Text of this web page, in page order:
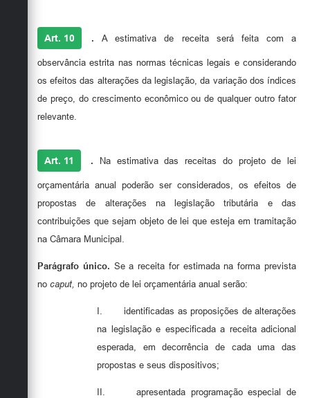
Art. 10 .A estimativa de receita será feita com a
observância estrita nas normas técnicas legais e considerando
os efeitos das alterações da legislação, da variação dos índices
de preço, do crescimento econômico ou de qualquer outro fator
relevante.
Art. 11 . Na estimativa das receitas do projeto de lei
orçamentária anual poderão ser considerados, os efeitos de
propostas de alterações na legislação tributária e das
contribuições que sejam objeto de lei que esteja em tramitação
na Câmara Municipal.
Parágrafo único. Se a receita for estimada na forma prevista
no caput, no projeto de lei orçamentária anual serão:
I.
identificadas as proposições de alterações
na legislação e especificada a receita adicional
esperada, em decorrência de cada uma das
propostas e seus dispositivos;
II. apresentada programação especial de